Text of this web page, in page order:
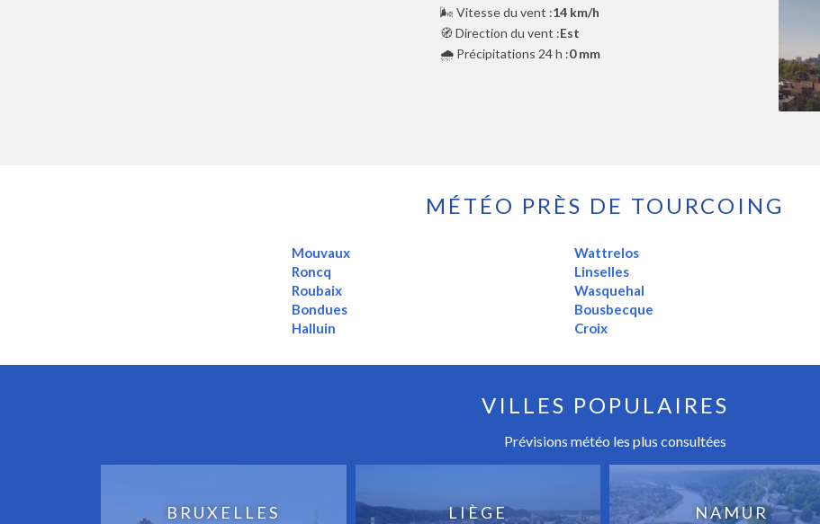
🌬️ Vitesse du vent :14 km/h
🧭 Direction du vent :Est
🌧️ Précipitations 24 h :0 mm
MÉTÉO PRÈS DE TOURCOING
Mouvaux
Roncq
Roubaix
Bondues
Halluin
Wattrelos
Linselles
Wasquehal
Bousbecque
Croix
VILLES POPULAIRES
Prévisions météo les plus consultées
BRUXELLES LIÈGE NAMUR